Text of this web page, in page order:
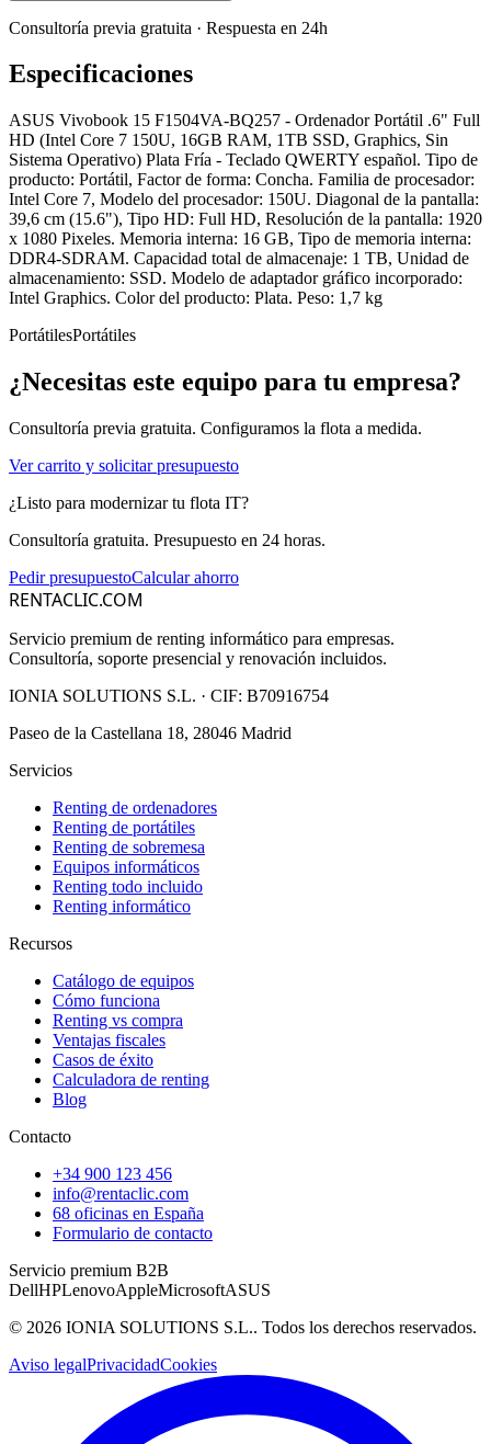
Consultoría previa gratuita · Respuesta en 24h
Especificaciones
ASUS Vivobook 15 F1504VA-BQ257 - Ordenador Portátil .6" Full
HD (Intel Core 7 150U, 16GB RAM, 1TB SSD, Graphics, Sin
Sistema Operativo) Plata Fría - Teclado QWERTY español. Tipo de
producto: Portátil, Factor de forma: Concha. Familia de procesador:
Intel Core 7, Modelo del procesador: 150U. Diagonal de la pantalla:
39,6 cm (15.6"), Tipo HD: Full HD, Resolución de la pantalla: 1920
x 1080 Pixeles. Memoria interna: 16 GB, Tipo de memoria interna:
DDR4-SDRAM. Capacidad total de almacenaje: 1 TB, Unidad de
almacenamiento: SSD. Modelo de adaptador gráfico incorporado:
Intel Graphics. Color del producto: Plata. Peso: 1,7 kg
PortátilesPortátiles
¿Necesitas este equipo para tu empresa?
Consultoría previa gratuita. Configuramos la flota a medida.
Ver carrito y solicitar presupuesto
¿Listo para modernizar tu flota IT?
Consultoría gratuita. Presupuesto en 24 horas.
Pedir presupuestoCalcular ahorro
RENTACLIC.COM
Servicio premium de renting informático para empresas.
Consultoría, soporte presencial y renovación incluidos.
IONIA SOLUTIONS S.L. · CIF: B70916754
Paseo de la Castellana 18, 28046 Madrid
Servicios
Renting de ordenadores
Renting de portátiles
Renting de sobremesa
Equipos informáticos
Renting todo incluido
Renting informático
Recursos
Catálogo de equipos
Cómo funciona
Renting vs compra
Ventajas fiscales
Casos de éxito
Calculadora de renting
Blog
Contacto
+34 900 123 456
info@rentaclic.com
68 oficinas en España
Formulario de contacto
Servicio premium B2B
DellHPLenovoAppleMicrosoftASUS
© 2026 IONIA SOLUTIONS S.L.. Todos los derechos reservados.
Aviso legalPrivacidadCookies